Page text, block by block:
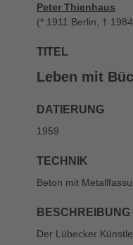
Peter Thienhaus
(* 1911 Berlin, †
TITEL
Leben mit
DATIERUNG
1959
TECHNIK
Beton mit
BESCHREIBUNG
Der Lübecker